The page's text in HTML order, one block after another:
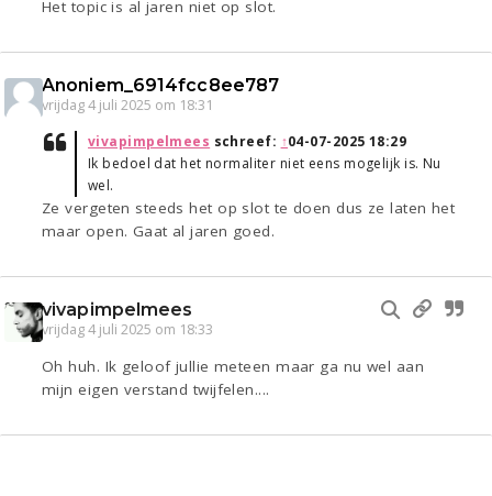
Het topic is al jaren niet op slot.
Anoniem_6914fcc8ee787
vrijdag 4 juli 2025 om 18:31
vivapimpelmees schreef: ↑04-07-2025 18:29
Ik bedoel dat het normaliter niet eens mogelijk is. Nu
wel.
Ze vergeten steeds het op slot te doen dus ze laten het
maar open. Gaat al jaren goed.
vivapimpelmees
vrijdag 4 juli 2025 om 18:33
Oh huh. Ik geloof jullie meteen maar ga nu wel aan
mijn eigen verstand twijfelen....